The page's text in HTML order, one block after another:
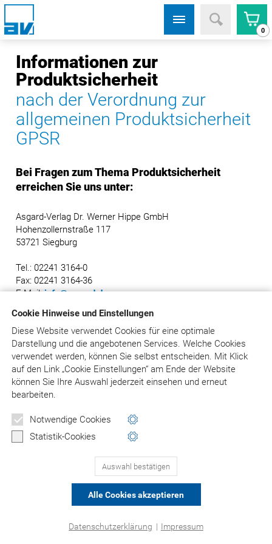
Cookie Hinweise und Einstellungen
Diese Website verwendet Cookies für eine optimale
Darstellung und die angebotenen Services. Welche Cookies
verwendet werden, können Sie selbst entscheiden. Mit Klick
aufden Link „Cookie Einstellungen“ am Ende der Website
können Sie Ihre Auswahl jederzeit einsehen und erneut
bearbeiten.
Notwendige Cookies
Statistik-Cookies
Auswahl bestätigen
Alle Cookies akzeptieren
Datenschutzerklärung | Impressum
0
Informationen zur
Produktsicherheit
nach der Verordnung zur
allgemeinen Produktsicherheit
GPSR
Bei Fragen zum Thema Produktsicherheit
erreichen Sie uns unter:
Asgard-Verlag Dr. Werner Hippe GmbH
Hohenzollernstraße 117
53721 Siegburg
Tel.: 02241 3164-0
Fax: 02241 3164-36
E-Mail:info@asgard.de
© Asgard-Verlag Dr. Werner Hippe GmbH